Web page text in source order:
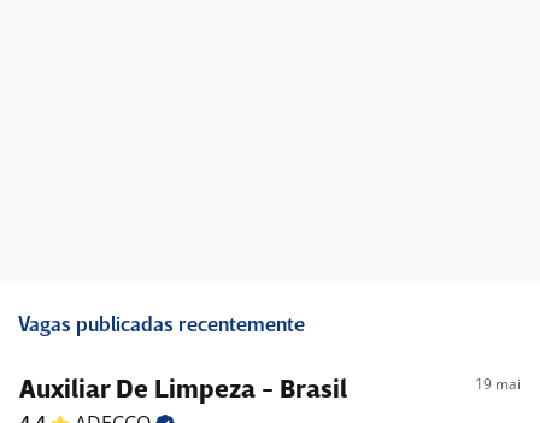
Vagas publicadas recentemente
Auxiliar De Limpeza - Brasil 19 mai